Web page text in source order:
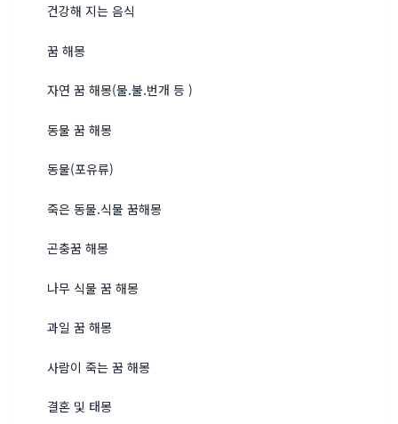
건강해 지는 음식
꿈 해몽
자연 꿈 해몽(물.불.번개 등 )
동물 꿈 해몽
동물(포유류)
죽은 동물.식물 꿈해몽
곤충꿈 해몽
나무 식물 꿈 해몽
과일 꿈 해몽
사람이 죽는 꿈 해몽
결혼 및 태몽